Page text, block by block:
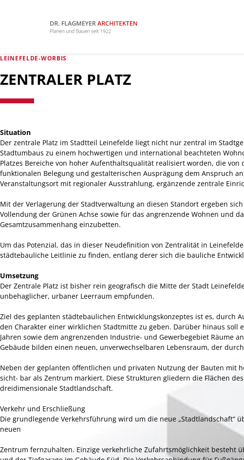
LEINEFELDE-WORBIS
ZENTRALER PLATZ
Situation
Der zentrale Platz im Stadtteil Leinefelde liegt nicht nur zentral im
Stadtumbaus zu einem hochwertigen und international beachteten
Platzes Bereiche von hoher Aufenthaltsqualität realisiert worden, die
funktionalen Belegung und gestalterischen Ausprägung dem Anspruch
Veranstaltungsort mit regionaler Ausstrahlung, ergänzende zentrale
Mit der Verlagerung der Stadtverwaltung an diesen Standort ergeben
Vollendung der Grünen Achse sowie für das angrenzende Wohnen und
Gesamtzusammenhang einzubetten.
Um das Potenzial, das in dieser Neudefinition von Zentralität in
städtebauliche Leitlinie zu finden, entlang derer sich die bauliche
Umsetzung
Der Zentrale Platz ist bisher rein geografisch die Mitte der Stadt
unbehaglicher, urbaner Leerraum empfunden.
Ziel des geplanten städtebaulichen Entwicklungskonzeptes ist es, durch
den Charakter einer wirklichen Stadtmitte zu geben. Darüber hinaus
Jahren sowie dem angrenzenden Industrie- und Gewerbegebiet Räume
Gebäude bilden einen neuen, unverwechselbaren Lebensraum, der
Neben der geplanten öffentlichen und privaten Nutzung der Bauten mit
sicht- bar als Zentrum markiert. Diese Strukturen gliedern die Flächen
dreidimensionale Stadtlandschaft.
Verkehr und Erschließung
Die grundlegende Verkehrsführung wird um die neue
neuen
Zentrum fernzuhalten. Einzige verkehrliche Zufahrtsmöglichkeit besteht